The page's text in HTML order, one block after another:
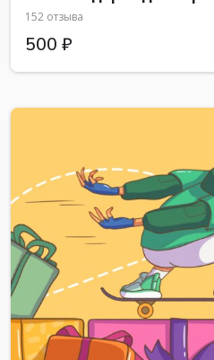
152 отзыва
500 ₽